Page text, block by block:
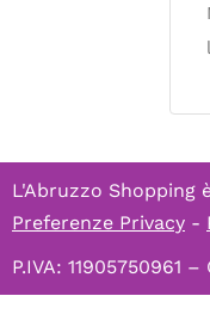
L'Abruzzo Shopping
Preferenze Privacy -
P.IVA: 11905750961